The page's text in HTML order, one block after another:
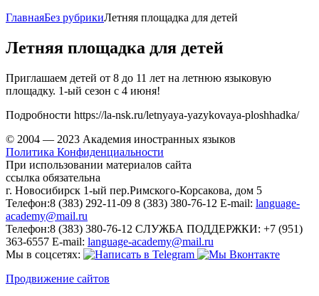
ГлавнаяБез рубрикиЛетняя площадка для детей
Летняя площадка для детей
Приглашаем детей от 8 до 11 лет на летнюю языковую
площадку. 1-ый сезон с 4 июня!
Подробности https://la-nsk.ru/letnyaya-yazykovaya-ploshhadka/
© 2004 — 2023 Академия иностранных языков
Политика Конфиденциальности
При использовании материалов сайта
ссылка обязательна
г. Новосибирск 1-ый пер.Римского-Корсакова, дом 5
Телефон:8 (383) 292-11-09 8 (383) 380-76-12 E-mail: language-
academy@mail.ru
Телефон:8 (383) 380-76-12 СЛУЖБА ПОДДЕРЖКИ: +7 (951)
363-6557 E-mail: language-academy@mail.ru
Мы в соцсетях:
Продвижение сайтов